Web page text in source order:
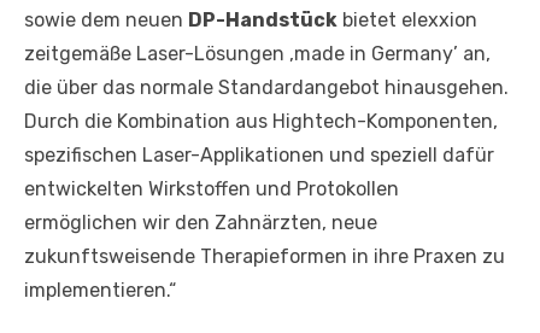
sowie dem neuen DP-Handstück bietet elexxion
zeitgemäße Laser-Lösungen ‚made in Germany’ an,
die über das normale Standardangebot hinausgehen.
Durch die Kombination aus Hightech-Komponenten,
spezifischen Laser-Applikationen und speziell dafür
entwickelten Wirkstoffen und Protokollen
ermöglichen wir den Zahnärzten, neue
zukunftsweisende Therapieformen in ihre Praxen zu
implementieren.“